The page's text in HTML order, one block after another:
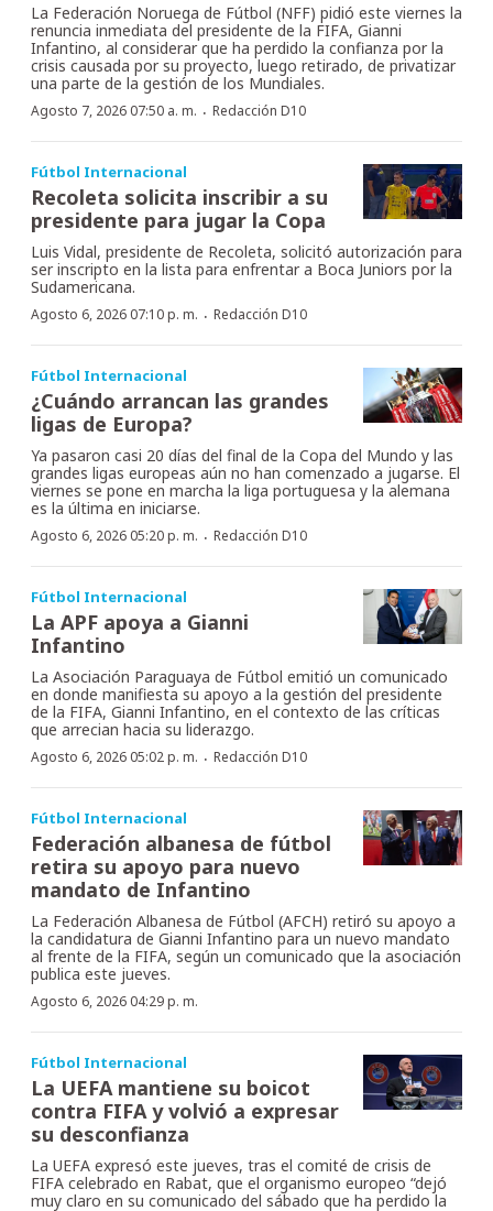
La Federación Noruega de Fútbol (NFF) pidió este viernes la
renuncia inmediata del presidente de la FIFA, Gianni
Infantino, al considerar que ha perdido la confianza por la
crisis causada por su proyecto, luego retirado, de privatizar
una parte de la gestión de los Mundiales.
Agosto 7, 2026 07:50 a. m. · Redacción D10
Fútbol Internacional
Recoleta solicita inscribir a su
presidente para jugar la Copa
Luis Vidal, presidente de Recoleta, solicitó autorización para
ser inscripto en la lista para enfrentar a Boca Juniors por la
Sudamericana.
Agosto 6, 2026 07:10 p. m. · Redacción D10
Fútbol Internacional
¿Cuándo arrancan las grandes
ligas de Europa?
Ya pasaron casi 20 días del final de la Copa del Mundo y las
grandes ligas europeas aún no han comenzado a jugarse. El
viernes se pone en marcha la liga portuguesa y la alemana
es la última en iniciarse.
Agosto 6, 2026 05:20 p. m. · Redacción D10
Fútbol Internacional
La APF apoya a Gianni
Infantino
La Asociación Paraguaya de Fútbol emitió un comunicado
en donde manifiesta su apoyo a la gestión del presidente
de la FIFA, Gianni Infantino, en el contexto de las críticas
que arrecian hacia su liderazgo.
Agosto 6, 2026 05:02 p. m. · Redacción D10
Fútbol Internacional
Federación albanesa de fútbol
retira su apoyo para nuevo
mandato de Infantino
La Federación Albanesa de Fútbol (AFCH) retiró su apoyo a
la candidatura de Gianni Infantino para un nuevo mandato
al frente de la FIFA, según un comunicado que la asociación
publica este jueves.
Agosto 6, 2026 04:29 p. m.
Fútbol Internacional
La UEFA mantiene su boicot
contra FIFA y volvió a expresar
su desconfianza
La UEFA expresó este jueves, tras el comité de crisis de
FIFA celebrado en Rabat, que el organismo europeo “dejó
muy claro en su comunicado del sábado que ha perdido la